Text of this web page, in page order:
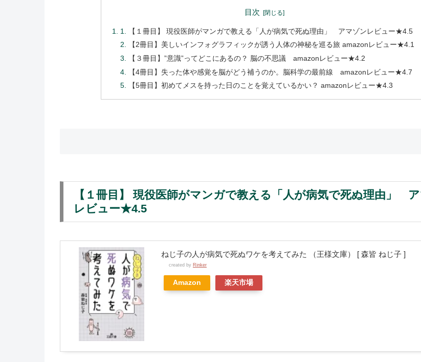
目次
【１冊目】 現役医師がマンガで教える「人が病気で死ぬ理由」 アマゾンレビュー★4.5
【2冊目】美しいインフォグラフィックが誘う人体の神秘を巡る旅 amazonレビュー★4.1
【３冊目】”意識”ってどこにあるの？ 脳の不思議 amazonレビュー★4.2
【4冊目】失った体や感覚を脳がどう補うのか。脳科学の最前線 amazonレビュー★4.7
【5冊目】初めてメスを持った日のことを覚えているかい？ amazonレビュー★4.3
【１冊目】 現役医師がマンガで教える「人が病気で死ぬ理由」
レビュー★4.5
ねじ子の人が病気で死ぬワケを考えてみた （王様文庫） [ 森皆 ねじ子 ]
created by Rinker
Amazon 楽天市場